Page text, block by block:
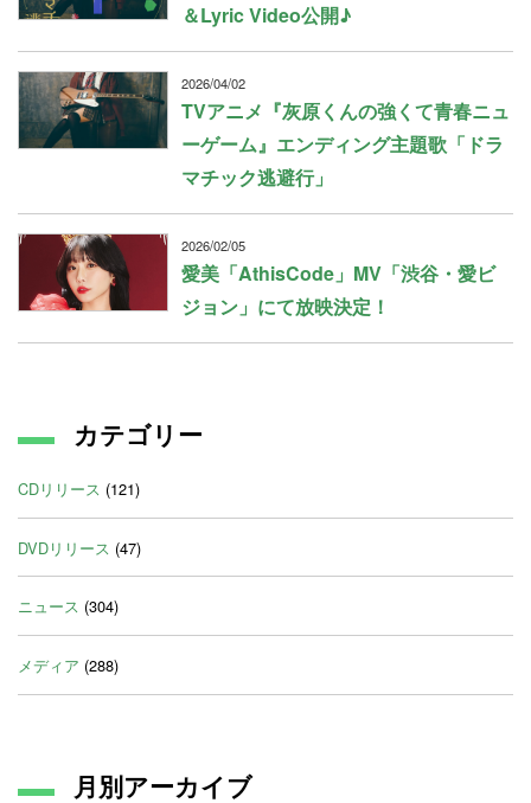
＆Lyric Video公開♪
2026/04/02
TVアニメ『灰原くんの強くて青春ニュ
ーゲーム』エンディング主題歌「ドラ
マチック逃避行」
2026/02/05
愛美「AthisCode」MV「渋谷・愛ビ
ジョン」にて放映決定！
カテゴリー
CDリリース (121)
DVDリリース (47)
ニュース (304)
メディア (288)
月別アーカイブ